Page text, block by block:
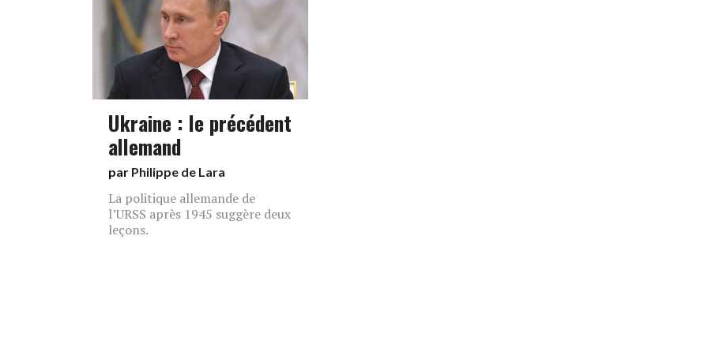
Ukraine : le précédent
allemand
par Philippe de Lara
La politique allemande de
l’URSS après 1945 suggère deux
leçons.